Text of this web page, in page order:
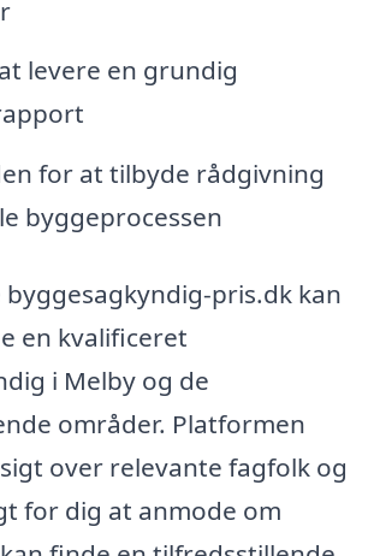
levere en grundig
for at tilbyde rådgivning
byggeprocessen
pris.dk kan
en kvalificeret
i Melby og de
områder. Platformen
over relevante fagfolk og
for dig at anmode om